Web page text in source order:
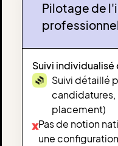
Pilotage de
Suivi
Suivi détaillé
candidatures,
placement)
xPas de notion
une